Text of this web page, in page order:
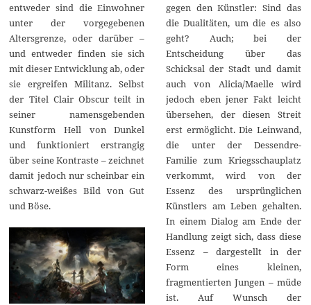
entweder sind die Einwohner
unter der vorgegebenen
Altersgrenze, oder darüber –
und entweder finden sie sich
mit dieser Entwicklung ab, oder
sie ergreifen Militanz. Selbst
der Titel Clair Obscur teilt in
seiner namensgebenden
Kunstform Hell von Dunkel
und funktioniert erstrangig
über seine Kontraste – zeichnet
damit jedoch nur scheinbar ein
schwarz-weißes Bild von Gut
und Böse.
gegen den Künstler: Sind das
die Dualitäten, um die es also
geht? Auch; bei der
Entscheidung über das
Schicksal der Stadt und damit
auch von Alicia/Maelle wird
jedoch eben jener Fakt leicht
übersehen, der diesen Streit
erst ermöglicht. Die Leinwand,
die unter der Dessendre-
Familie zum Kriegsschauplatz
verkommt, wird von der
Essenz des ursprünglichen
Künstlers am Leben gehalten.
In einem Dialog am Ende der
Handlung zeigt sich, dass diese
Essenz – dargestellt in der
Form eines kleinen,
fragmentierten Jungen – müde
ist. Auf Wunsch der